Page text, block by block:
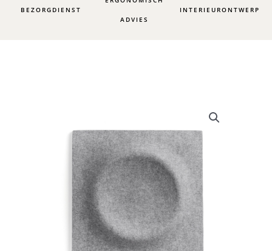
BEZORGDIENST
ADVIES
INTERIEURONTWERP